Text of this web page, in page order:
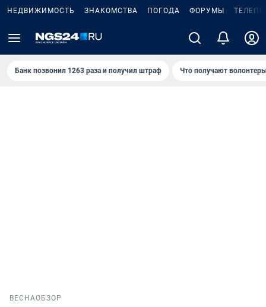
НЕДВИЖИМОСТЬ ЗНАКОМСТВА ПОГОДА ФОРУМЫ
Банк позвонил 1263 раза и получил штраф Что получают
ВЕСНАОБЗОР